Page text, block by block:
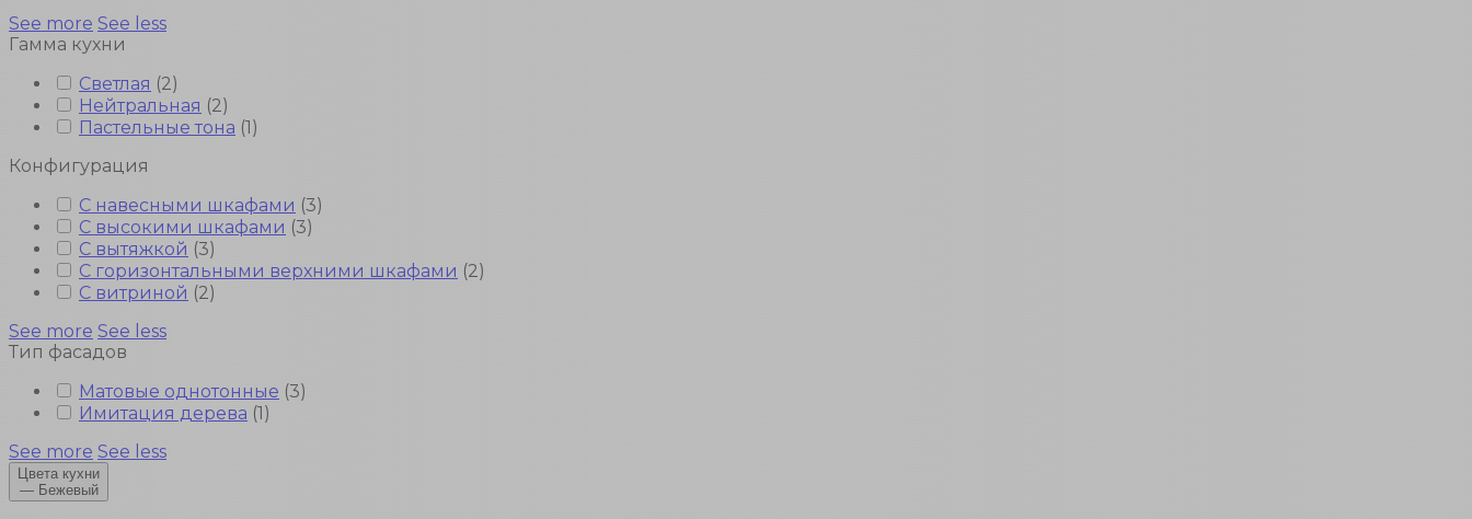
See more See less
Гамма кухни
Светлая (2)
Нейтральная (2)
Пастельные тона (1)
Конфигурация
С навесными шкафами (3)
С высокими шкафами (3)
С вытяжкой (3)
С горизонтальными верхними шкафами (2)
С витриной (2)
See more See less
Тип фасадов
Матовые однотонные (3)
Имитация дерева (1)
See more See less
Цвета кухни
— Бежевый